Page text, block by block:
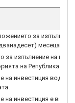
за
месеца.
за изпълнение на
на Република
инвестиция води до
на инвестиция е в